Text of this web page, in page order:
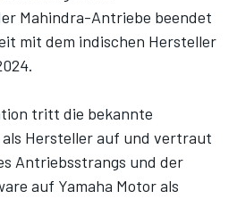
Mahindra-Antriebe beendet
mit dem indischen Hersteller
.
tritt die bekannte
Hersteller auf und vertraut
Antriebsstrangs und der
auf Yamaha Motor als